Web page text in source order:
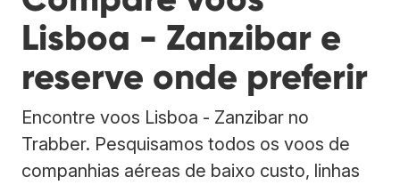
Lisboa - Zanzibar e
reserve onde preferir
Encontre voos Lisboa - Zanzibar no
Trabber. Pesquisamos todos os voos de
companhias aéreas de baixo custo, linhas